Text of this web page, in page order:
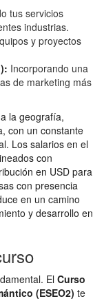
tus servicios
industrias.
y proyectos
Incorporando una
de marketing más
la geografía,
con un constante
Los salarios en el
con
en USD para
con presencia
en un camino
y desarrollo en
El Curso
(ESEO2) te